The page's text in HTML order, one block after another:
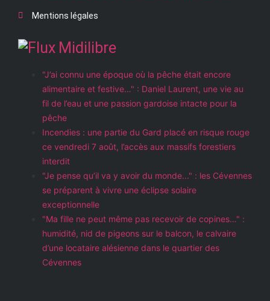
Mentions légales
Midilibre
"J’ai connu une époque où la pêche était encore
alimentaire et festive…" : Daniel Laurent, une vie au
fil de l’eau et une passion gardoise intacte pour la
pêche
Incendies : une partie du Gard placé en risque rouge
ce vendredi 7 août, l’accès aux massifs forestiers
interdit
"Je pense qu’il va y avoir du monde..." : les Cévennes
se préparent à vivre une éclipse solaire
exceptionnelle
"Ma fille ne peut même pas recevoir de copines…" :
humidité, nid de pigeons sur le balcon, le calvaire
d’une locataire alésienne dans le quartier des
Cévennes